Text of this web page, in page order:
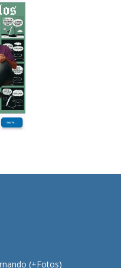
(+Fotos)